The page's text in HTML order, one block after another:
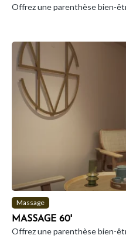
Offrez une parenthèse bien-
Massage
MASSAGE 60'
Offrez une parenthèse bien-